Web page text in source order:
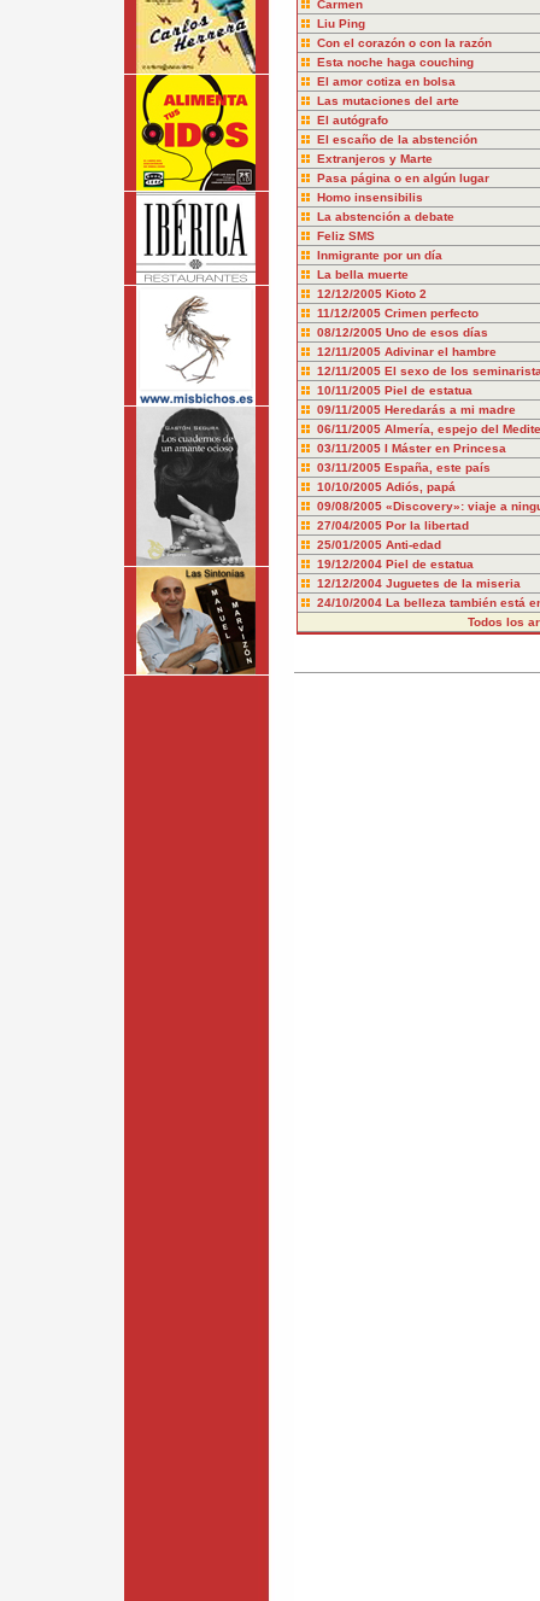
Carmen
Liu Ping
Con el corazón o con la razón
Esta noche haga couching
El amor cotiza en bolsa
Las mutaciones del arte
El autógrafo
El escaño de la abstención
Extranjeros y Marte
Pasa página o en algún lugar
Homo insensibilis
La abstención a debate
Feliz SMS
Inmigrante por un día
La bella muerte
12/12/2005 Kioto 2
11/12/2005 Crimen perfecto
08/12/2005 Uno de esos días
12/11/2005 Adivinar el hambre
12/11/2005 El sexo de los
10/11/2005 Piel de estatua
09/11/2005 Heredarás a mi madre
06/11/2005 Almería, espejo del
03/11/2005 I Máster en Princesa
03/11/2005 España, este país
10/10/2005 Adiós, papá
09/08/2005 «Discovery»: viaje a
27/04/2005 Por la libertad
25/01/2005 Anti-edad
19/12/2004 Piel de estatua
12/12/2004 Juguetes de la miseria
24/10/2004 La belleza también está
Todos los